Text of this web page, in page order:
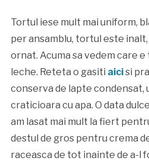
Tortul iese mult mai uniform,
per ansamblu, tortul este
ornat. Acuma sa vedem care e
leche. Reteta o gasiti aicisi
conserva de lapte condensat,
craticioara cu apa. O data
am lasat mai mult la fiert
destul de gros pentru crema
raceasca de tot inainte de a-l